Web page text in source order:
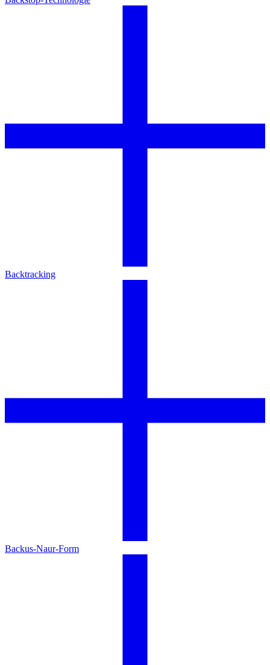
Backtracking
Backus-Naur-Form